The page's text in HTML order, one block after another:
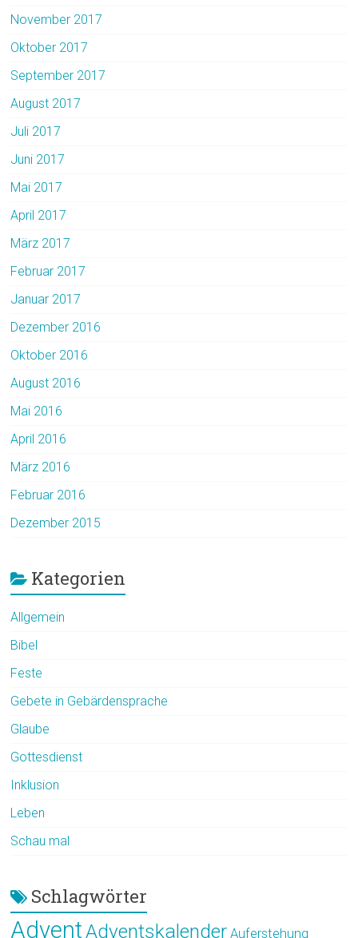
November 2017
Oktober 2017
September 2017
August 2017
Juli 2017
Juni 2017
Mai 2017
April 2017
März 2017
Februar 2017
Januar 2017
Dezember 2016
Oktober 2016
August 2016
Mai 2016
April 2016
März 2016
Februar 2016
Dezember 2015
Kategorien
Allgemein
Bibel
Feste
Gebete in Gebärdensprache
Glaube
Gottesdienst
Inklusion
Leben
Schau mal
Schlagwörter
AdventAdventskalender Auferstehung